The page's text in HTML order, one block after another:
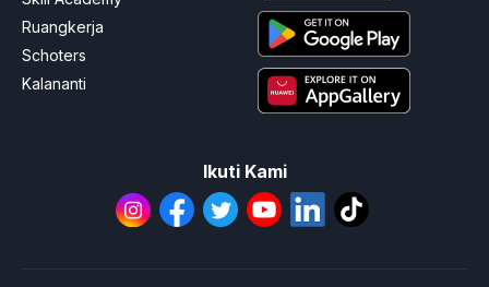
Ruangkerja
Schoters
Kalananti
Ikuti Kami